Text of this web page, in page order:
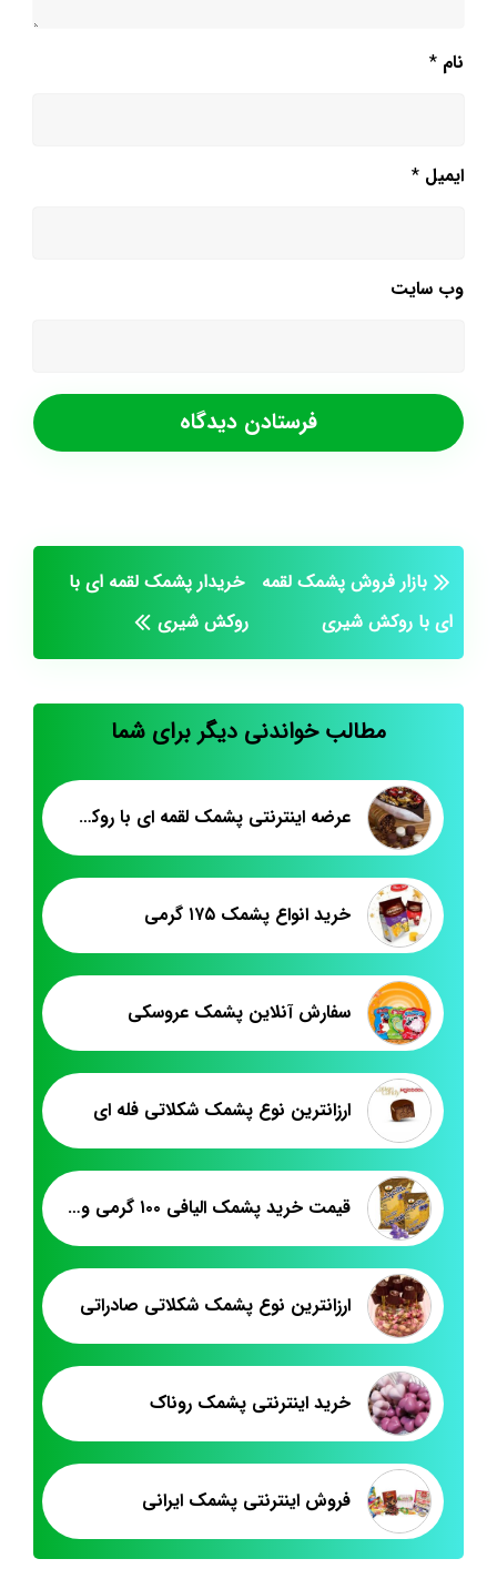
نام *
ایمیل *
وب‌ سایت
بازار فروش پشمک لقمه
ای با روکش شیری
خریدار پشمک لقمه ای با
روکش شیری
مطالب خواندنی دیگر برای شما
عرضه اینترنتی پشمک لقمه ای با روکش شیری
خرید انواع پشمک ۱۷۵ گرمی
سفارش آنلاین پشمک عروسکی
ارزانترین نوع پشمک شکلاتی فله ای
قیمت خرید پشمک الیافی ۱۰۰ گرمی وانیلی
ارزانترین نوع پشمک شکلاتی صادراتی
خرید اینترنتی پشمک روناک
فروش اینترنتی پشمک ایرانی